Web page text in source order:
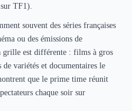
TF1).
souvent des séries françaises
ou des émissions de
grille est différente : films à gros
variétés et documentaires le
que le prime time réunit
chaque soir sur